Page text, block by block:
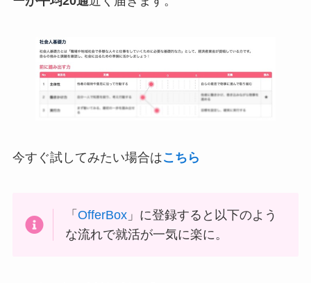
今すぐ試してみたい場合はこちら
「OfferBox 」に登録すると以下のよう
な流れで就活が一気に楽に。